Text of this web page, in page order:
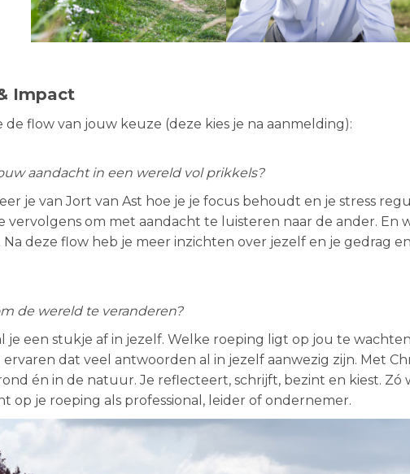
Impact
de flow van jouw keuze (deze kies je na aanmelding):
aandacht in een wereld vol prikkels?
je van Jort van Ast hoe je je focus behoudt en je stress
vervolgens om met aandacht te luisteren naar de ander. En
deze flow heb je meer inzichten over jezelf en je gedrag
de wereld te veranderen?
je een stukje af in jezelf. Welke roeping ligt op jou te
dat veel antwoorden al in jezelf aanwezig zijn. Met
én in de natuur. Je reflecteert, schrijft, bezint en kiest. Zó
op je roeping als professional, leider of ondernemer.